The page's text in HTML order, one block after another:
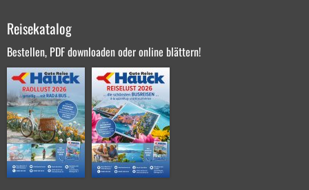
Reisekatalog
Bestellen, PDF downloaden oder online blättern!